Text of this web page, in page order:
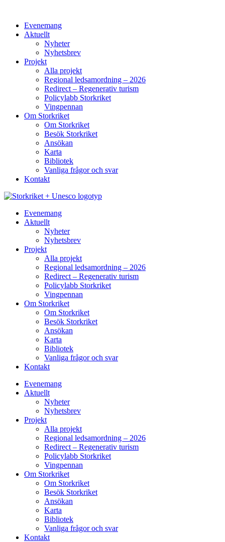
Evenemang
Aktuellt
Nyheter
Nyhetsbrev
Projekt
Alla projekt
Regional ledsamordning – 2026
Redirect – Regenerativ turism
Policylabb Storkriket
Vingpennan
Om Storkriket
Om Storkriket
Besök Storkriket
Ansökan
Karta
Bibliotek
Vanliga frågor och svar
Kontakt
Evenemang
Aktuellt
Nyheter
Nyhetsbrev
Projekt
Alla projekt
Regional ledsamordning – 2026
Redirect – Regenerativ turism
Policylabb Storkriket
Vingpennan
Om Storkriket
Om Storkriket
Besök Storkriket
Ansökan
Karta
Bibliotek
Vanliga frågor och svar
Kontakt
Evenemang
Aktuellt
Nyheter
Nyhetsbrev
Projekt
Alla projekt
Regional ledsamordning – 2026
Redirect – Regenerativ turism
Policylabb Storkriket
Vingpennan
Om Storkriket
Om Storkriket
Besök Storkriket
Ansökan
Karta
Bibliotek
Vanliga frågor och svar
Kontakt